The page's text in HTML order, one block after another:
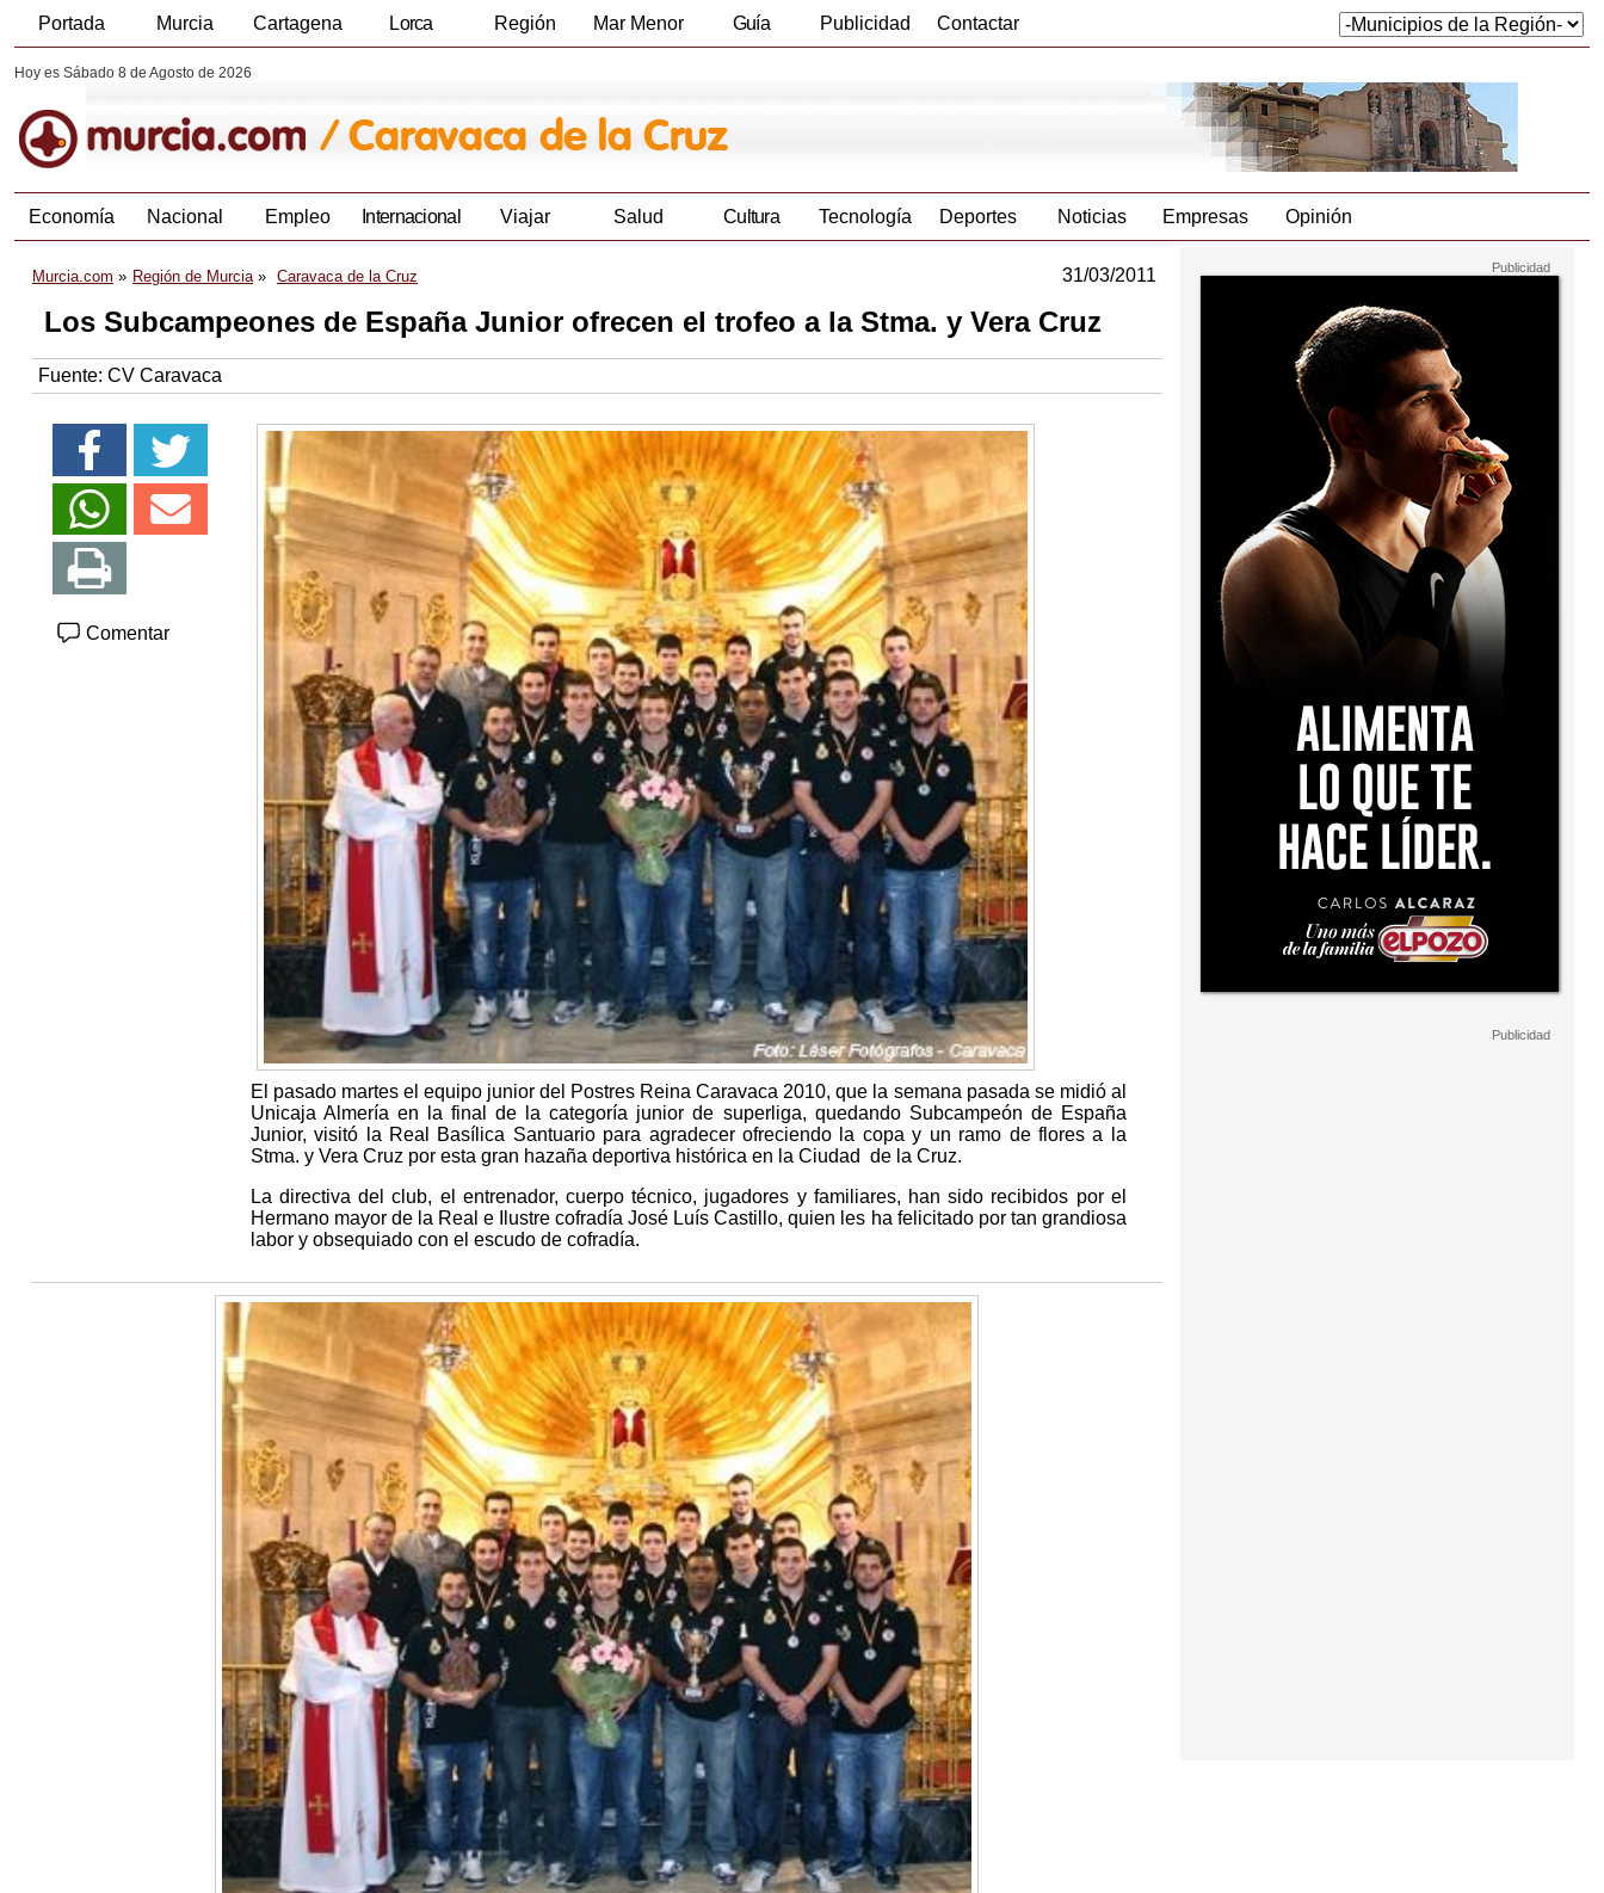
Portada Murcia Cartagena Lorca Región Mar Menor Guía Publicidad Contactar
Hoy es Sábado 8 de Agosto de 2026
Economía Nacional Empleo Internacional Viajar Salud Cultura Tecnología Deportes Noticias Empresas Opinión
Murcia.com Región de Murcia Caravaca de la Cruz 31/03/2011
Los Subcampeones de España Junior ofrecen el trofeo a la Stma. y Vera Cruz
Fuente: CV Caravaca
Comentar
El pasado martes el equipo junior del Postres Reina Caravaca 2010, que la semana pasada se midió al
Unicaja Almería en la final de la categoría junior de superliga, quedando Subcampeón de España
Junior, visitó la Real Basílica Santuario para agradecer ofreciendo la copa y un ramo de flores a la
Stma. y Vera Cruz por esta gran hazaña deportiva histórica en la Ciudad de la Cruz.
La directiva del club, el entrenador, cuerpo técnico, jugadores y familiares, han sido recibidos por el
Hermano mayor de la Real e Ilustre cofradía José Luís Castillo, quien les ha felicitado por tan grandiosa
labor y obsequiado con el escudo de cofradía.